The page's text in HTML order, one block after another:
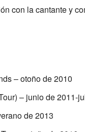
con la cantante y
– otoño de 2010
– junio de 2011-
de 2013